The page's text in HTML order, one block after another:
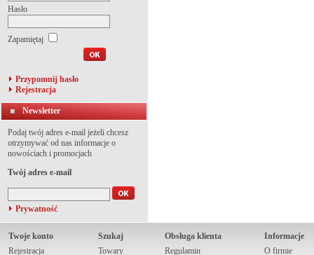
Hasło
Zapamiętaj
Przypomnij hasło
Rejestracja
Newsletter
Podaj twój adres e-mail jeżeli chcesz
otrzymywać od nas informacje o
nowościach i promocjach
Twój adres e-mail
Prywatność
Twoje konto
Rejestracja
Szukaj
Towary
Obsługa klienta
Regulamin
Informacje
O firmie